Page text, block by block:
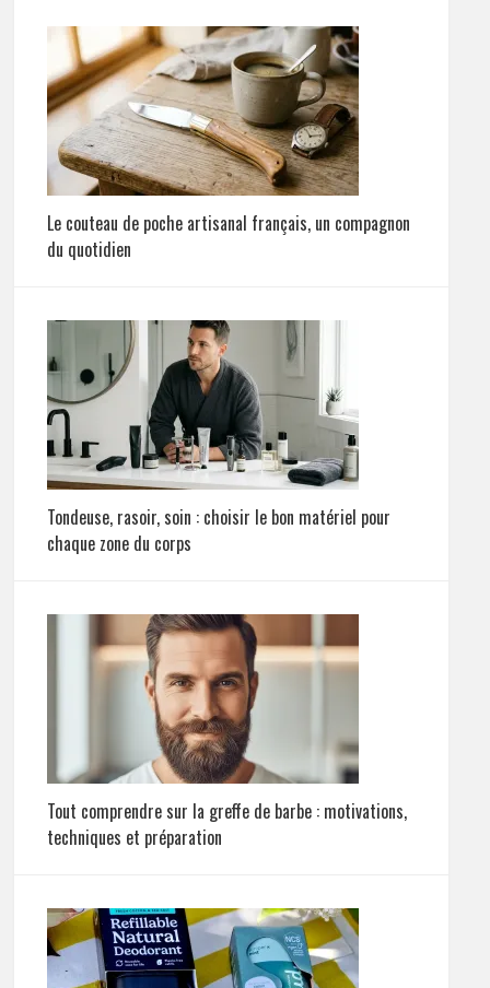
Le couteau de poche artisanal français, un compagnon
du quotidien
Tondeuse, rasoir, soin : choisir le bon matériel pour
chaque zone du corps
Tout comprendre sur la greffe de barbe : motivations,
techniques et préparation